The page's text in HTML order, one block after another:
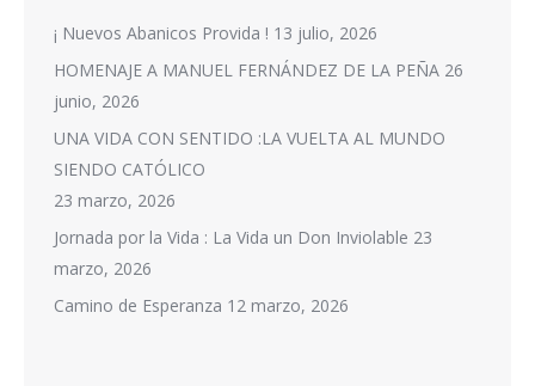
¡ Nuevos Abanicos Provida ! 13 julio, 2026
HOMENAJE A MANUEL FERNÁNDEZ DE LA PEÑA 26
junio, 2026
UNA VIDA CON SENTIDO :LA VUELTA AL MUNDO
SIENDO CATÓLICO
23 marzo, 2026
Jornada por la Vida : La Vida un Don Inviolable 23
marzo, 2026
Camino de Esperanza 12 marzo, 2026